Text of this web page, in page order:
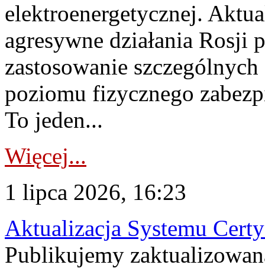
elektroenergetycznej.
agresywne działania Rosji
zastosowanie
poziomu fizycznego
To jeden...
Więcej...
1 lipca 2026, 16:23
Aktualizacja Systemu
Publikujemy